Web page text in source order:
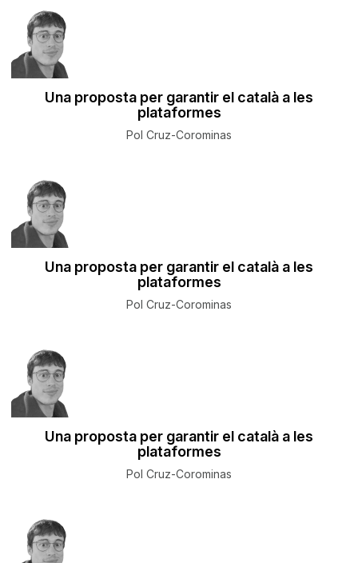
Una proposta per garantir el català a les
plataformes
Pol Cruz-Corominas
Una proposta per garantir el català a les
plataformes
Pol Cruz-Corominas
Una proposta per garantir el català a les
plataformes
Pol Cruz-Corominas